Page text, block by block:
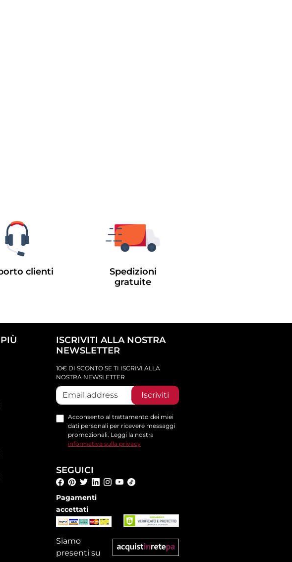
clienti
Spedizioni
gratuite
ISCRIVITI ALLA NOSTRA
NEWSLETTER
10€ DI SCONTO SE TI ISCRIVI ALLA
NOSTRA NEWSLETTER
Iscriviti
Acconsento al trattamento dei miei
dati personali per ricevere messaggi
promozionali. Leggi la nostra
informativa sulla privacy
SEGUICI
Pagamenti
accettati
Siamo
presenti su